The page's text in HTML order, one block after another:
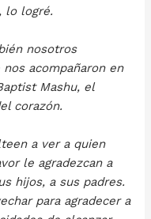
lo logré.
nosotros
acompañaron en
Mashu, el
corazón.
a ver a quien
le agradezcan a
hijos, a sus padres.
para agradecer a